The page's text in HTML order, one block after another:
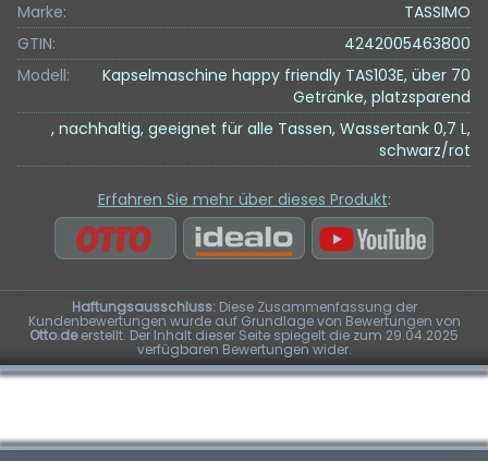
Marke:
TASSIMO
GTIN:
4242005463800
Modell:
Kapselmaschine happy friendly TAS103E, über 70
Getränke, platzsparend
, nachhaltig, geeignet für alle Tassen, Wassertank 0,7 L,
schwarz/rot
Erfahren Sie mehr über dieses Produkt:
Haftungsausschluss:Diese Zusammenfassung der
Kundenbewertungen wurde auf Grundlage von Bewertungen von
Otto.deerstellt. Der Inhalt dieser Seite spiegelt die zum 29.04.2025
verfügbaren Bewertungen wider.